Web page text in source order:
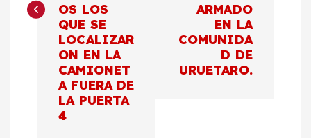
g
OS LOS
QUE SE
LOCALIZAR
ON EN LA
CAMIONET
A FUERA DE
LA PUERTA
4
ARMADO
EN LA
COMUNIDA
D DE
URUETARO.